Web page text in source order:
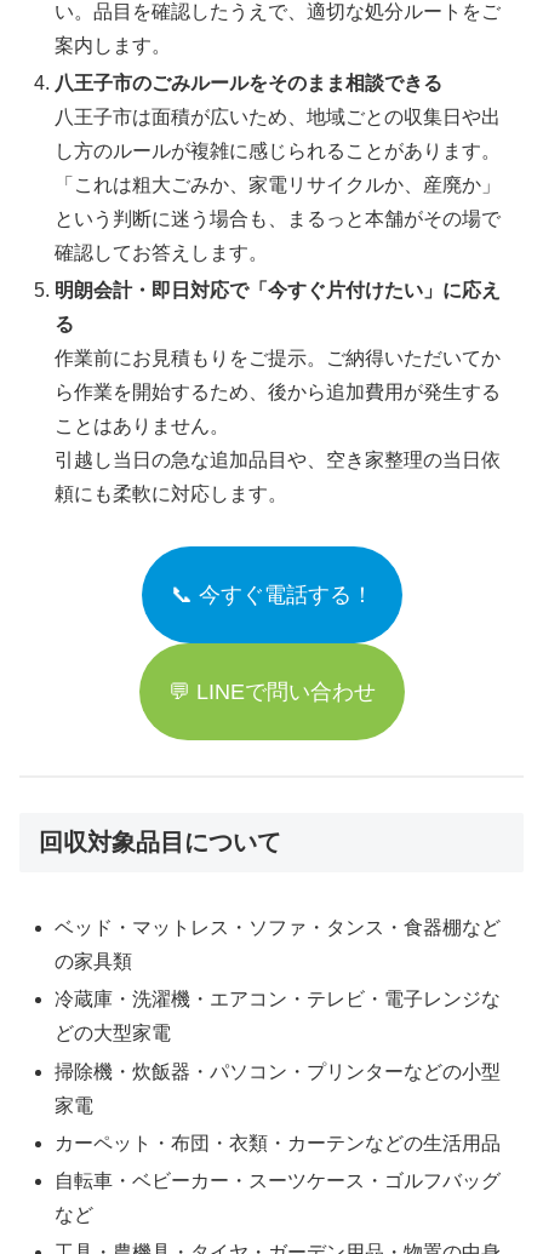
い。品目を確認したうえで、適切な処分ルートをご
案内します。
八王子市のごみルールをそのまま相談できる
八王子市は面積が広いため、地域ごとの収集日や出
し方のルールが複雑に感じられることがあります。
「これは粗大ごみか、家電リサイクルか、産廃か」
という判断に迷う場合も、まるっと本舗がその場で
確認してお答えします。
明朗会計・即日対応で「今すぐ片付けたい」に応え
る
作業前にお見積もりをご提示。ご納得いただいてか
ら作業を開始するため、後から追加費用が発生する
ことはありません。
引越し当日の急な追加品目や、空き家整理の当日依
頼にも柔軟に対応します。
📞 今すぐ電話する！
💬 LINEで問い合わせ
回収対象品目について
ベッド・マットレス・ソファ・タンス・食器棚など
の家具類
冷蔵庫・洗濯機・エアコン・テレビ・電子レンジな
どの大型家電
掃除機・炊飯器・パソコン・プリンターなどの小型
家電
カーペット・布団・衣類・カーテンなどの生活用品
自転車・ベビーカー・スーツケース・ゴルフバッグ
など